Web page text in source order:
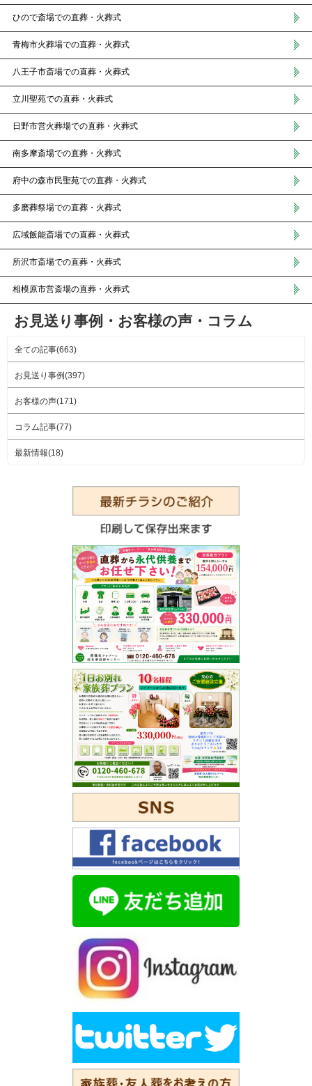
ひので斎場での直葬・火葬式
青梅市火葬場での直葬・火葬式
八王子市斎場での直葬・火葬式
立川聖苑での直葬・火葬式
日野市営火葬場での直葬・火葬式
南多摩斎場での直葬・火葬式
府中の森市民聖苑での直葬・火葬式
多磨葬祭場での直葬・火葬式
広域飯能斎場での直葬・火葬式
所沢市斎場での直葬・火葬式
相模原市営斎場の直葬・火葬式
お見送り事例・お客様の声・コラム
全ての記事(663)
お見送り事例(397)
お客様の声(171)
コラム記事(77)
最新情報(18)